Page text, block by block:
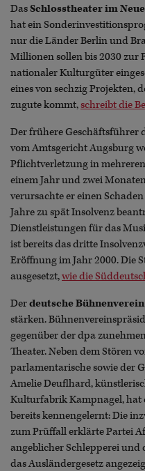
DasSchlosstheater im
hat ein
nur die Länder Berlin und
Millionen sollen bis 2030 zur
nationaler Kulturgüter
eines von sechzig Projekten,
zugute kommt,schreibt die
Der frühere Geschäftsführer
vom Amtsgericht Augsburg
Pflichtverletzung in
einem Jahr und zwei
verursachte er einen
Jahre zu spät Insolvenz
Dienstleistungen für das
ist bereits das dritte
Eröffnung im Jahr 2000. Die
ausgesetzt,wie die
Derdeutsche Bühnenverein
stärken.
gegenüber der dpa
Theater. Neben dem Stören
parlamentarische sowie der
Amelie Deuflhard,
Kulturfabrik Kampnagel, hat
bereits kennengelernt: Die
zum Prüffall erklärte Partei
angeblicher Schlepperei und
das Ausländergesetz